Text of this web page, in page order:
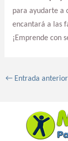
para ayudarte a
encantará a las
¡Emprende con
←Entrada anterior